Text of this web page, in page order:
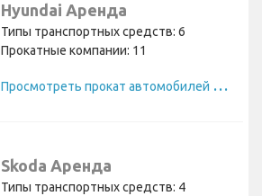
Hyundai Аренда
Типы транспортных средств: 6
Прокатные компании: 11
П
росмотреть прокат автомобилей Hyundai
Skoda Аренда
Типы транспортных средств: 4